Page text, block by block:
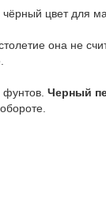
цвет для
она не
Черный